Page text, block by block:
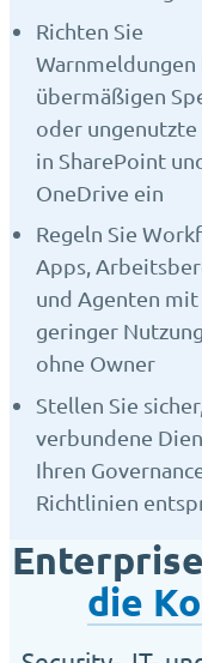
Richten Sie
übermäßigen
oder ungenutzte
in SharePoint
OneDrive ein
Regeln Sie
Apps,
und Agenten mit
geringer
ohne Owner
Stellen Sie
verbundene
Ihren
Richtlinien
die